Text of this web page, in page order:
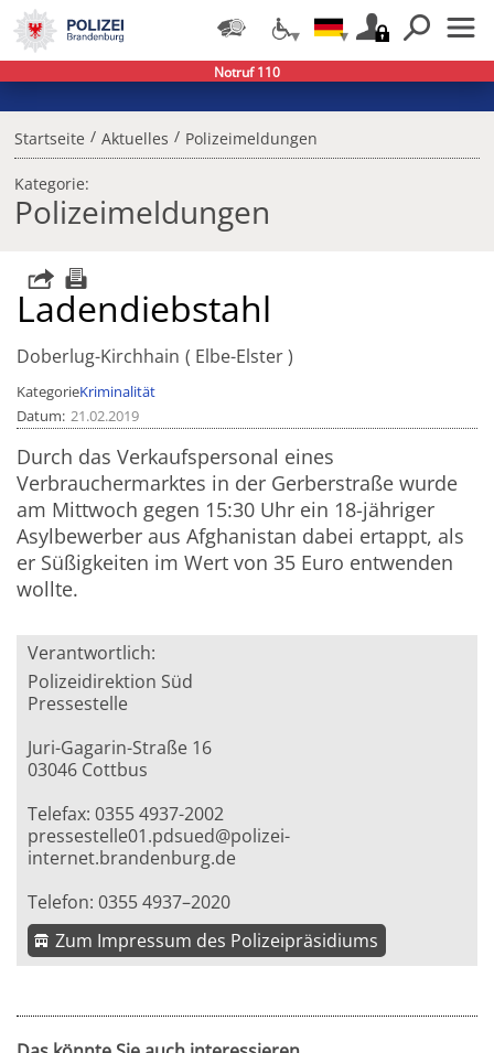
Startseite / Aktuelles / Polizeimeldungen
Kategorie:
Polizeimeldungen
Ladendiebstahl
Doberlug-Kirchhain Elbe-Elster
KategorieKriminalität
Datum 21.02.2019
Durch das Verkaufspersonal eines
Verbrauchermarktes in der Gerberstraße wurde
am Mittwoch gegen 15:30 Uhr ein 18-jähriger
Asylbewerber aus Afghanistan dabei ertappt, als
er Süßigkeiten im Wert von 35 Euro entwenden
wollte.
Verantwortlich:
Polizeidirektion Süd
Pressestelle
Juri-Gagarin-Straße 16
03046 Cottbus
Telefax: 0355 4937-2002
pressestelle01.pdsued@polizei-
internet.brandenburg.de
Telefon: 0355 4937–2020
Zum Impressum des Polizeipräsidiums
Notruf 110